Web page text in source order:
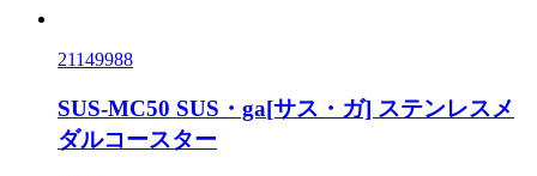
21149988
SUS-MC50 SUS・ga[サス・ガ] ステンレスメ
ダルコースター